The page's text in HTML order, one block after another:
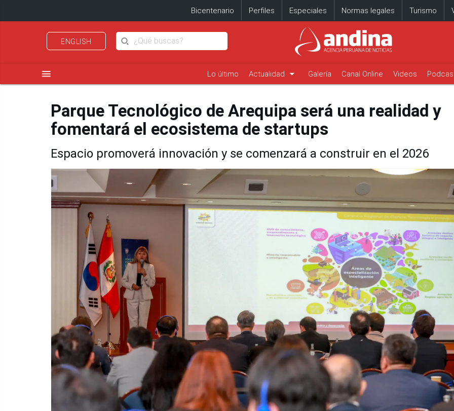
Bicentenario Perfiles Especiales Normas legales Turismo
ENGLISH
menu Lo último Actualidad arrow_drop_down Galería Canal Online Videos
Parque Tecnológico de Arequipa será una realidad y
fomentará el ecosistema de startups
Espacio promoverá innovación y se comenzará a construir en el 2026